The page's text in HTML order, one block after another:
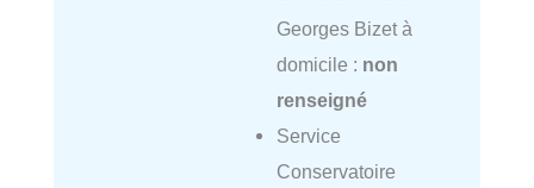
Georges Bizet à
domicile : non
renseigné
Service
Conservatoire